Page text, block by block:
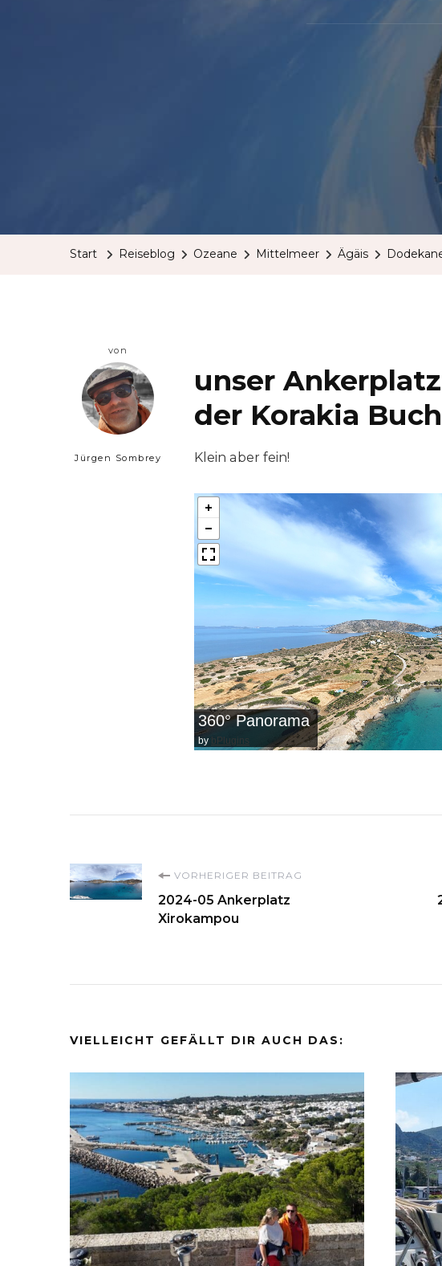
Start Reiseblog Ozeane Mittelmeer Ägäis
von
Jürgen Sombrey
unser
der Korakia
Klein aber fein!
360° Panorama
by bPlugins
Beitragsnavigation
VORHERIGER BEITRAG
2024-05 Ankerplatz
Xirokampou
VIELLEICHT GEFÄLLT DIR AUCH DAS: